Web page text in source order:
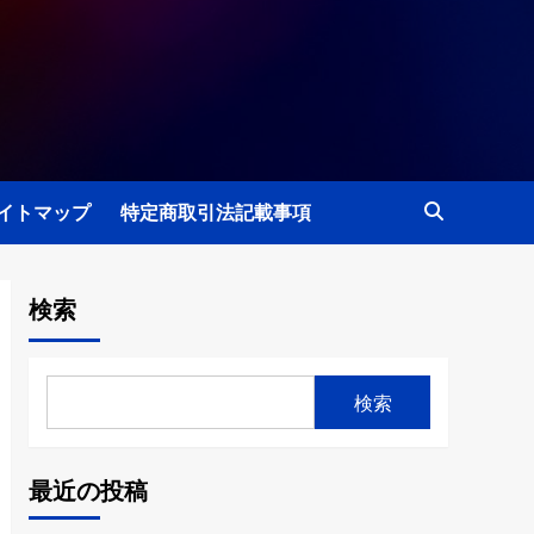
トマップ 特定商取引法記載事項
検索
検索
最近の投稿